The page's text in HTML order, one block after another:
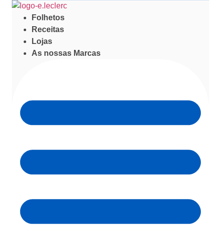
Folhetos
Receitas
Lojas
As nossas Marcas